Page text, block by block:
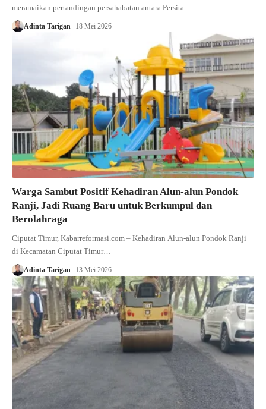
meramaikan pertandingan persahabatan antara Persita…
Adinta Tarigan 18 Mei 2026
Warga Sambut Positif Kehadiran Alun-alun Pondok
Ranji, Jadi Ruang Baru untuk Berkumpul dan
Berolahraga
Ciputat Timur, Kabarreformasi.com – Kehadiran Alun-alun Pondok Ranji
di Kecamatan Ciputat Timur…
Adinta Tarigan 13 Mei 2026